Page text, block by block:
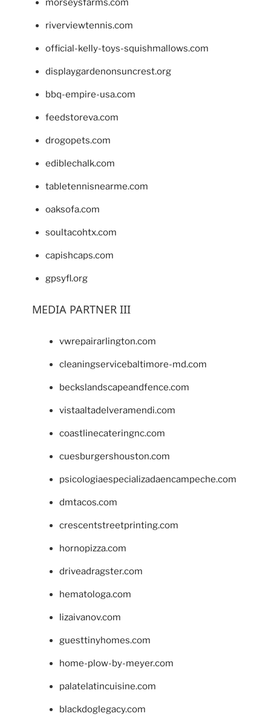
morseysfarms.com
riverviewtennis.com
official-kelly-toys-squishmallows.com
displaygardenonsuncrest.org
bbq-empire-usa.com
feedstoreva.com
drogopets.com
ediblechalk.com
tabletennisnearme.com
oaksofa.com
soultacohtx.com
capishcaps.com
gpsyfl.org
MEDIA PARTNER III
vwrepairarlington.com
cleaningservicebaltimore-md.com
beckslandscapeandfence.com
vistaaltadelveramendi.com
coastlinecateringnc.com
cuesburgershouston.com
psicologiaespecializadaencampeche.com
dmtacos.com
crescentstreetprinting.com
hornopizza.com
driveadragster.com
hematologa.com
lizaivanov.com
guesttinyhomes.com
home-plow-by-meyer.com
palatelatincuisine.com
blackdoglegacy.com